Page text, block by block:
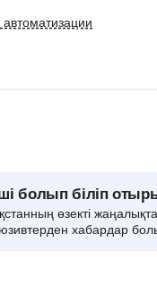
болып біліп
өзекті
хабардар